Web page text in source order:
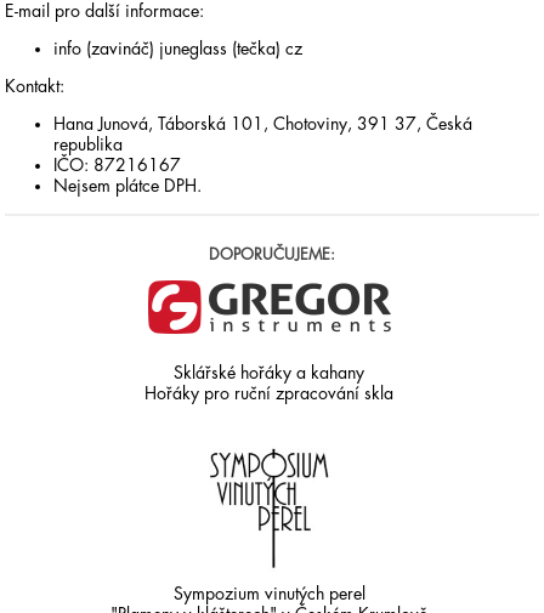
E-mail pro další informace:
info (zavináč) juneglass (tečka) cz
Kontakt:
Hana Junová, Táborská 101, Chotoviny, 391 37, Česká
republika
IČO: 87216167
Nejsem plátce DPH.
DOPORUČUJEME:
Sklářské hořáky a kahany
Hořáky pro ruční zpracování skla
Sympozium vinutých perel